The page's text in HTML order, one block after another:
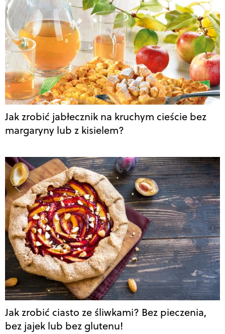
Jak zrobić jabłecznik na kruchym cieście bez
margaryny lub z kisielem?
Jak zrobić ciasto ze śliwkami? Bez pieczenia,
bez jajek lub bez glutenu!